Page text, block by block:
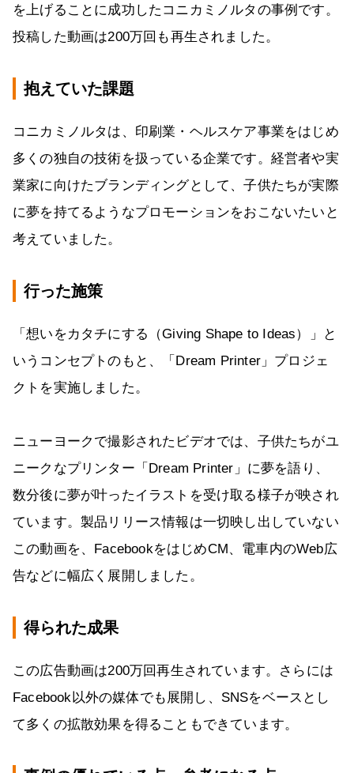
を上げることに成功したコニカミノルタの事例です。
投稿した動画は200万回も再生されました。
抱えていた課題
コニカミノルタは、印刷業・ヘルスケア事業をはじめ
多くの独自の技術を扱っている企業です。経営者や実
業家に向けたブランディングとして、子供たちが実際
に夢を持てるようなプロモーションをおこないたいと
考えていました。
行った施策
「想いをカタチにする（Giving Shape to Ideas）」と
いうコンセプトのもと、「Dream Printer」プロジェ
クトを実施しました。
ニューヨークで撮影されたビデオでは、子供たちがユ
ニークなプリンター「Dream Printer」に夢を語り、
数分後に夢が叶ったイラストを受け取る様子が映され
ています。製品リリース情報は一切映し出していない
この動画を、FacebookをはじめCM、電車内のWeb広
告などに幅広く展開しました。
得られた成果
この広告動画は200万回再生されています。さらには
Facebook以外の媒体でも展開し、SNSをベースとし
て多くの拡散効果を得ることもできています。